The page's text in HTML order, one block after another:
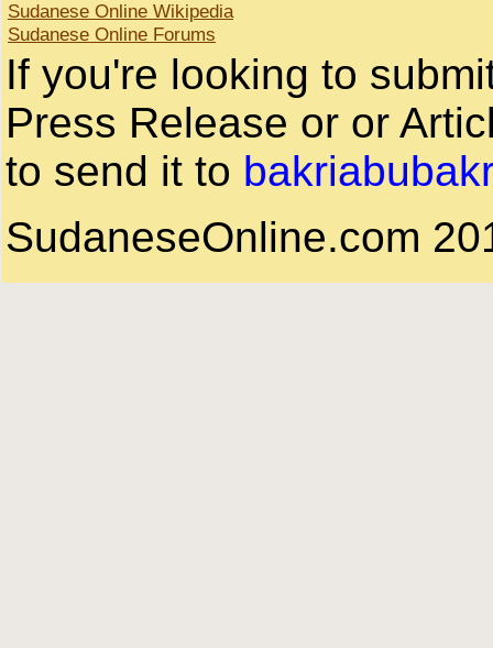
Sudanese Online Wikipedia
Sudanese Online Forums
If you're looking to
Press Release or or
to send it to